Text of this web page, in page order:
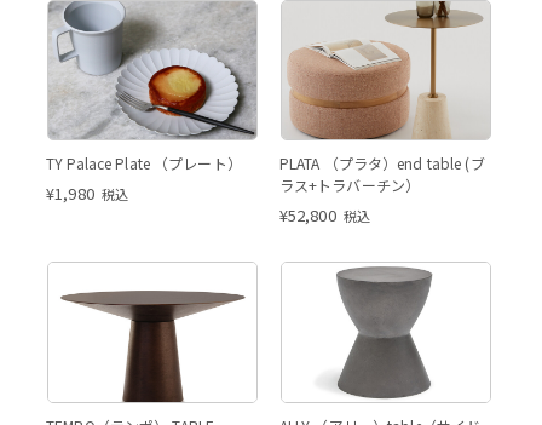
TY Palace Plate160 Gray TY
TY Palace Plate （プレート）
¥1,980 税込
PLATA （プラタ）end table (ブ
ラス+トラバーチン）
¥52,800 税込